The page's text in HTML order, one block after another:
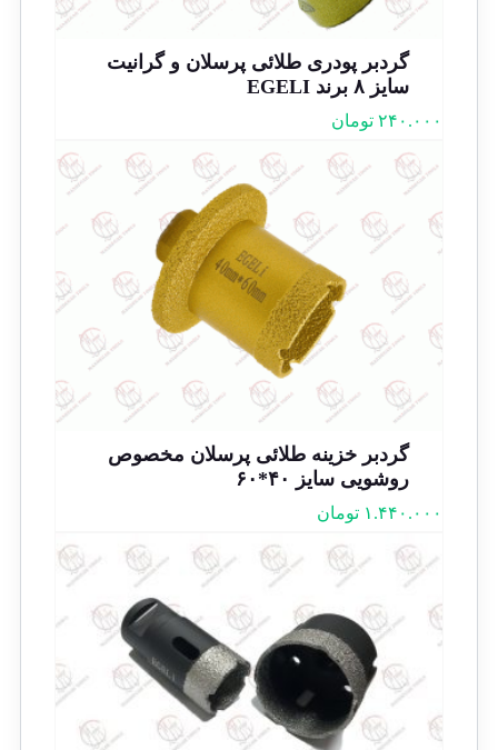
گردبر پودری طلائی پرسلان و گرانیت
سایز ۸ برند EGELI
۲۴۰.۰۰۰ تومان
گردبر خزینه طلائی پرسلان مخصوص
روشویی سایز ۴۰*۶۰
۱.۴۴۰.۰۰۰ تومان